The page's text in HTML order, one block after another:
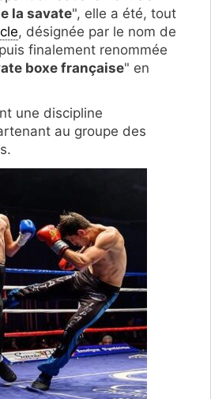
la savate", elle a été, tout
, désignée par le nom de
finalement renommée
boxe française" en
une discipline
au groupe des